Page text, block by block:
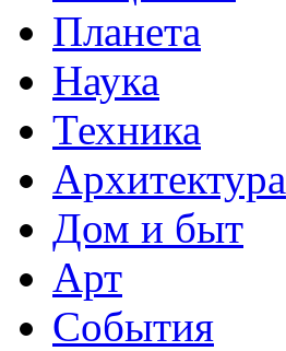
Планета
Наука
Техника
Архитектура
Дом и быт
Арт
События